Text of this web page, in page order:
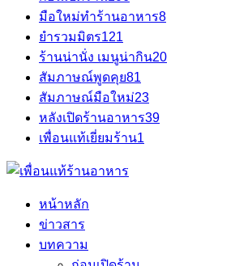
มือใหม่ทำร้านอาหาร8
ยำรวมมิตร121
ร้านน่านั่ง เมนูน่ากิน20
สัมภาษณ์พูดคุย81
สัมภาษณ์มือใหม่23
หลังเปิดร้านอาหาร39
เพื่อนแท้เยี่ยมร้าน1
หน้าหลัก
ข่าวสาร
บทความ